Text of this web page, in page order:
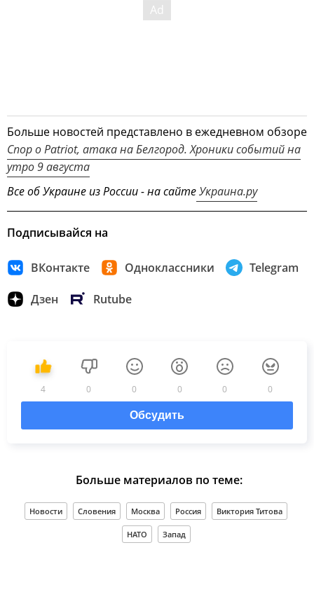
Больше новостей представлено в ежедневном обзоре
Спор о Patriot, атака на Белгород. Хроники событий на
утро 9 августа
Все об Украине из России - на сайтеУкраина.ру
Подписывайся на
ВКонтакте Одноклассники Telegram
Дзен Rutube
4 0 0 0 0 0
Обсудить
Больше материалов по теме:
Новости Словения Москва Россия Виктория Титова
НАТО Запад